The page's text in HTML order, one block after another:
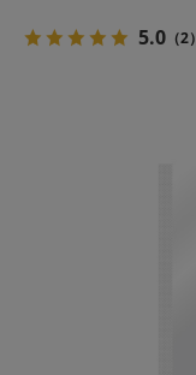
5.0（2）